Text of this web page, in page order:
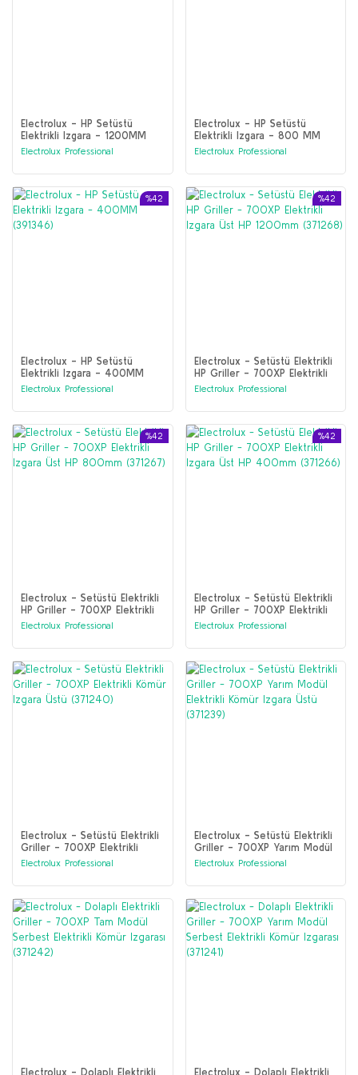
Electrolux - HP Setüstü
Elektrikli Izgara - 1200MM
(391348)
Electrolux Professional
Electrolux - HP Setüstü
Elektrikli Izgara - 800 MM
(391347)
Electrolux Professional
%42
Electrolux - HP Setüstü
Elektrikli Izgara - 400MM
(391346)
Electrolux Professional
%42
Electrolux - Setüstü Elektrikli
HP Griller - 700XP Elektrikli
Izgara Üst HP 1200mm
Electrolux Professional
%42
Electrolux - Setüstü Elektrikli
HP Griller - 700XP Elektrikli
Izgara Üst HP 800mm
Electrolux Professional
%42
Electrolux - Setüstü Elektrikli
HP Griller - 700XP Elektrikli
Izgara Üst HP 400mm
Electrolux Professional
Electrolux - Setüstü Elektrikli
Griller - 700XP Elektrikli
Kömür Izgara Üstü (371240)
Electrolux Professional
Electrolux - Setüstü Elektrikli
Griller - 700XP Yarım Modül
Elektrikli Kömür Izgara Üstü
Electrolux Professional
Electrolux - Dolaplı Elektrikli Electrolux - Dolaplı Elektrikli